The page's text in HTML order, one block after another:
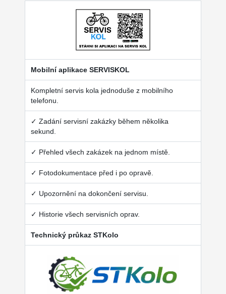
Mobilní aplikace SERVISKOL
Kompletní servis kola jednoduše z mobilního
telefonu.
✓ Zadání servisní zakázky během několika
sekund.
✓ Přehled všech zakázek na jednom místě.
✓ Fotodokumentace před i po opravě.
✓ Upozornění na dokončení servisu.
✓ Historie všech servisních oprav.
Technický průkaz STKolo